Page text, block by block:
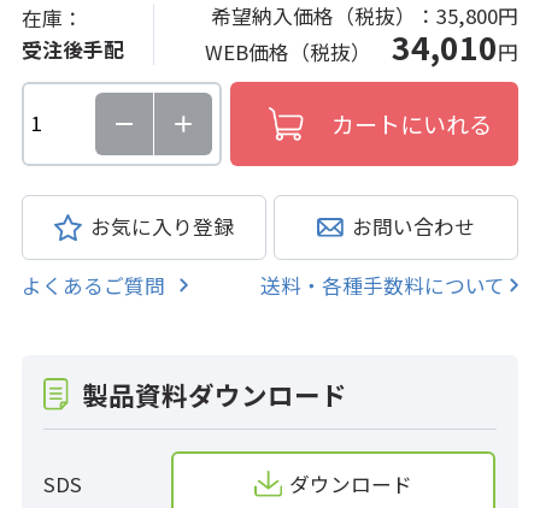
在庫：
受注後手配
希望納入価格（税抜）：35,800円
WEB価格（税抜）34,010円
お気に入り登録 お問い合わせ
よくあるご質問 送料・各種手数料について
製品資料ダウンロード
SDS ダウンロード